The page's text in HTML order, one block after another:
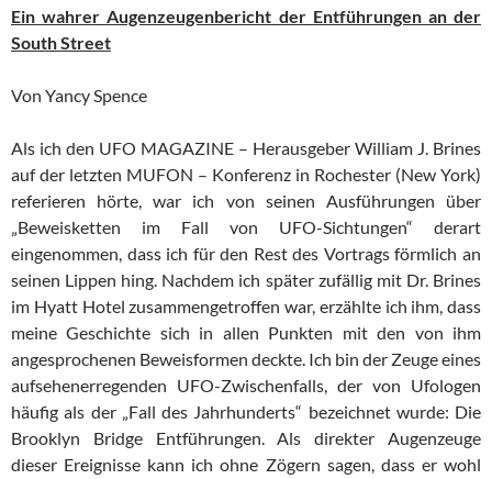
Ein wahrer Augenzeugenbericht der Entführungen an der
South Street
Von Yancy Spence
Als ich den UFO MAGAZINE – Herausgeber William J. Brines
auf der letzten MUFON – Konferenz in Rochester (New York)
referieren hörte, war ich von seinen Ausführungen über
„Beweisketten im Fall von UFO-Sichtungen“ derart
eingenommen, dass ich für den Rest des Vortrags förmlich an
seinen Lippen hing. Nachdem ich später zufällig mit Dr. Brines
im Hyatt Hotel zusammengetroffen war, erzählte ich ihm, dass
meine Geschichte sich in allen Punkten mit den von ihm
angesprochenen Beweisformen deckte. Ich bin der Zeuge eines
aufsehenerregenden UFO-Zwischenfalls, der von Ufologen
häufig als der „Fall des Jahrhunderts“ bezeichnet wurde: Die
Brooklyn Bridge Entführungen. Als direkter Augenzeuge
dieser Ereignisse kann ich ohne Zögern sagen, dass er wohl